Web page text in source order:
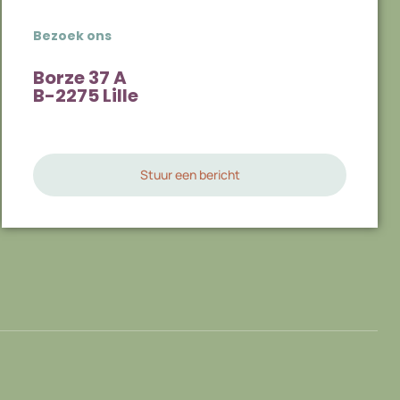
Bezoek ons
Borze 37 A
B-2275 Lille
Stuur een bericht